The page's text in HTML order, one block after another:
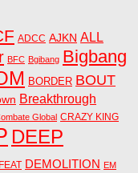
ADCC AJKN ALL
BFC Bgibang Bigbang
BORDER BOUT
Breakthrough
Global CRAZY KING
DEEP
DEMOLITION EM